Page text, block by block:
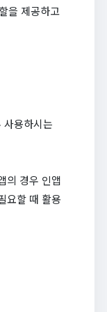
을 제공하고
사용하시는
의 경우 인앱
요할 때 활용